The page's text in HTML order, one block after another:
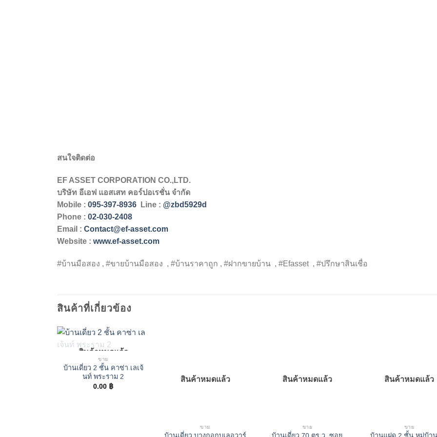
สนใจติดต่อ
EF ASSET CORPORATION CO.,LTD.
บริษัท อีเอฟ แอสเสท คอร์ปอเรชั่น จำกัด
Mobile : 095-397-8936 Line : @zbd5929d
Phone : 02-030-2408
Email : Contact@ef-asset.com
Website : www.ef-asset.com
#บ้านมือสอง , #ขายบ้านมือสอง , #บ้านราคาถูก , #ฝากขายบ้าน , #Efasset , #ปรึกษาสินเชื่อ
สินค้าที่เกี่ยวข้อง
สินค้าหมดแล้ว
ขาย
บ้านเดี่ยว 2 ชั้น คาซ่า เลเจ้
นท์ พระราม 2
0.00 ฿
สินค้าหมดแล้ว
ขาย
สินค้าหมดแล้ว
ขาย
สินค้าหมดแล้ว
ขาย